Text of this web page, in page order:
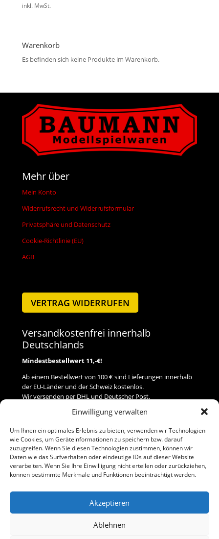
Einwilligung verwalten
Um Ihnen ein optimales Erlebnis zu bieten, verwenden wir Technologien
wie Cookies, um Geräteinformationen zu speichern bzw. darauf
zuzugreifen. Wenn Sie diesen Technologien zustimmen, können wir
Daten wie das Surfverhalten oder eindeutige IDs auf dieser Website
verarbeiten. Wenn Sie Ihre Einwilligung nicht erteilen oder zurückziehen,
können bestimmte Merkmale und Funktionen beeinträchtigt werden.
Akzeptieren
Ablehnen
inkl. MwSt.
Warenkorb
Es befinden sich keine Produkte im Warenkorb.
Mehr über
Mein Konto
Widerrufsrecht und Widerrufsformular
Privatsphäre und Datenschutz
Cookie-Richtlinie (EU)
AGB
VERTRAG WIDERRUFEN
Versandkostenfrei innerhalb
Deutschlands
Mindestbestellwert 11,-€!
Ab einem Bestellwert von 100 € sind Lieferungen innerhalb
der EU-Länder und der Schweiz kostenlos.
Wir versenden per DHL und Deutscher Post.
Versand
Zahlung
Baumann Modellspielwaren
Telefon (0 91 61) 33 84